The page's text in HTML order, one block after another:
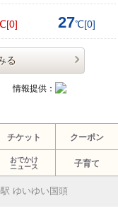
[0] 27℃[0]
る
情報提供：
チケット クーポン
おでかけ
ニュース
子育て
ゆいゆい国頭